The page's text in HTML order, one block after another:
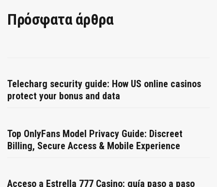
Πρόσφατα άρθρα
Telecharg security guide: How US online casinos
protect your bonus and data
Top OnlyFans Model Privacy Guide: Discreet
Billing, Secure Access & Mobile Experience
Acceso a Estrella 777 Casino: guía paso a paso